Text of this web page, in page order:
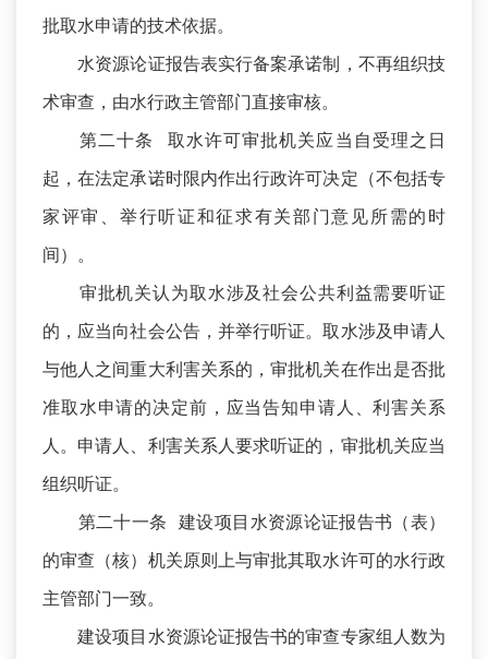
批取水申请的技术依据。
水资源论证报告表实行备案承诺制，不再组织技
术审查，由水行政主管部门直接审核。
第二十条 取水许可审批机关应当自受理之日
起，在法定承诺时限内作出行政许可决定（不包括专
家评审、举行听证和征求有关部门意见所需的时
间）。
审批机关认为取水涉及社会公共利益需要听证
的，应当向社会公告，并举行听证。取水涉及申请人
与他人之间重大利害关系的，审批机关在作出是否批
准取水申请的决定前，应当告知申请人、利害关系
人。申请人、利害关系人要求听证的，审批机关应当
组织听证。
第二十一条 建设项目水资源论证报告书（表）
的审查（核）机关原则上与审批其取水许可的水行政
主管部门一致。
建设项目水资源论证报告书的审查专家组人数为